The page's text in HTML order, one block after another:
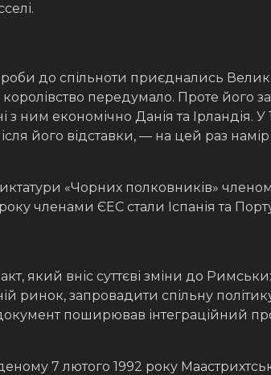
до спільноти приєднались
передумало. Проте його
ним економічно Данія та Ірландія. У
його відставки, — на цей раз
«Чорних полковників»
членами ЄЕС стали Іспанія та
який вніс суттєві зміни до
ринок, запровадити спільну
документ поширював інтеграційний
7 лютого 1992 року